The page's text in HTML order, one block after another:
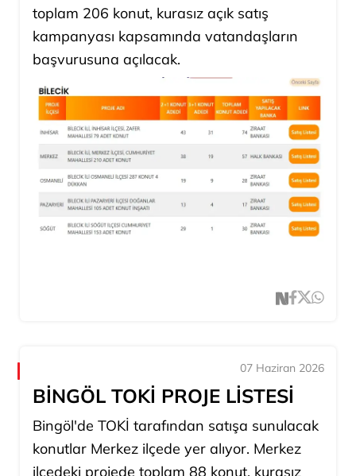
toplam 206 konut, kurasız açık satış
kampanyası kapsamında vatandaşların
başvurusuna açılacak.
07 Haziran 2026
BİNGÖL TOKİ PROJE LİSTESİ
Bingöl'de TOKİ tarafından satışa sunulacak
konutlar Merkez ilçede yer alıyor. Merkez
ilçedeki projede toplam 88 konut, kurasız